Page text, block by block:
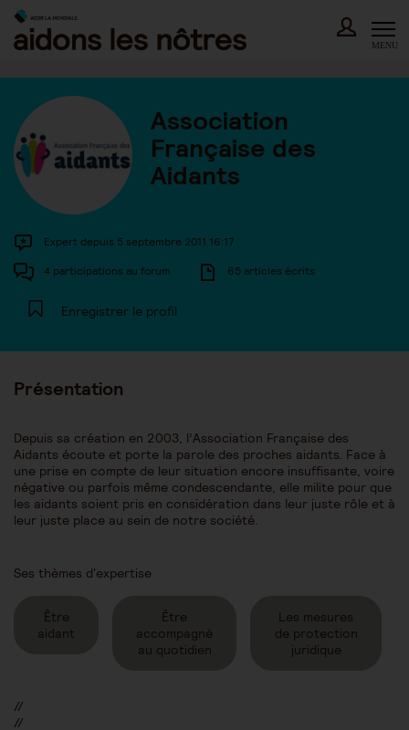
Skip
content
MENU
Association
Française des
Aidants
Expert depuis 5 septembre 2011 16:17
4 participations au forum 65 articles écrits
Enregistrer le profil
Présentation
Depuis sa création en 2003, l’Association Française des
Aidants écoute et porte la parole des proches aidants. Face à
une prise en compte de leur situation encore insuffisante, voire
négative ou parfois même condescendante, elle milite pour que
les aidants soient pris en considération dans leur juste rôle et à
leur juste place au sein de notre société.
Ses thèmes d'expertise
Être
aidant
Être
accompagné
au quotidien
Les mesures
de protection
juridique
//
//